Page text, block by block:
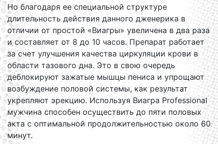
Но благодаря ее специальной структуре
длительность действия данного дженерика в
отличии от простой «Виагры» увеличена в два раза
и составляет от 8 до 10 часов. Препарат работает
за счет улучшения качества циркуляции крови в
области тазового дна. Это в свою очередь
деблокируют зажатые мышцы пениса и упрощают
возбуждение половой системы, как результат
укрепляют эрекцию. Используя Виагра Professional
мужчина способен осуществить до пяти половых
акта с оптимальной продолжительностью около 60
минут.